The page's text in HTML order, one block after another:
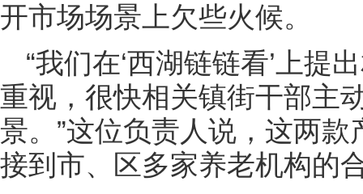
开市场场景上欠些火候。
“我们在‘西湖链链看’上提
重视，很快相关镇街干部主
景。”这位负责人说，这两
接到市、区多家养老机构的